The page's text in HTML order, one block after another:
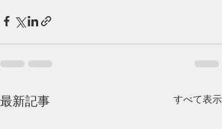
最新記事 すべて表示